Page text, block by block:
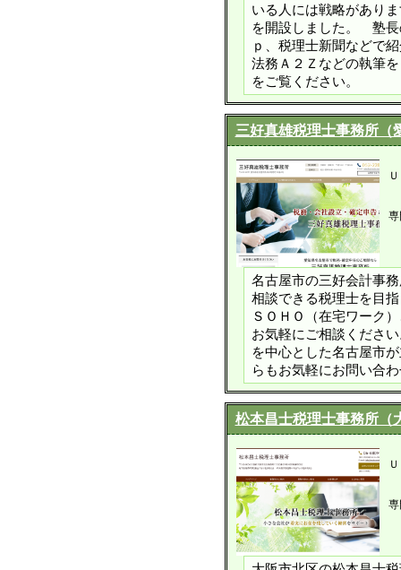
いる人には戦略があり
を開設しました。 塾長
ｐ、税理士新聞などで
法務Ａ２Ｚなどの執筆
をご覧ください。
三好真雄税理士事務所（
専
名古屋市の三好会計事
相談できる税理士を目
ＳＯＨＯ（在宅ワーク
お気軽にご相談くださ
を中心とした名古屋市
らもお気軽にお問い合
松本昌士税理士事務所（
専